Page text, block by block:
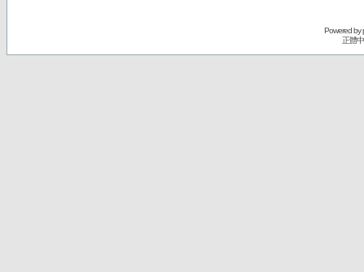
Powered by
正體